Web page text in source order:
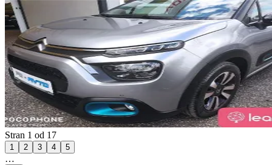
Stran 1 od 17
1 2 3 4 5
…